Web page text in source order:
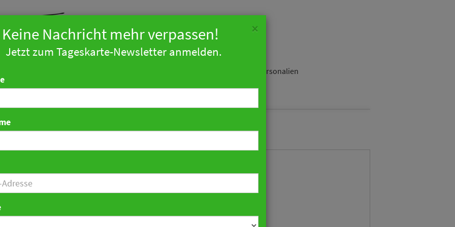
Personalien
an Nord- und Ostsee:
buchen deutlich
×
Keine Nachricht mehr verpassen!
Jetzt zum Tageskarte-Newsletter anmelden.